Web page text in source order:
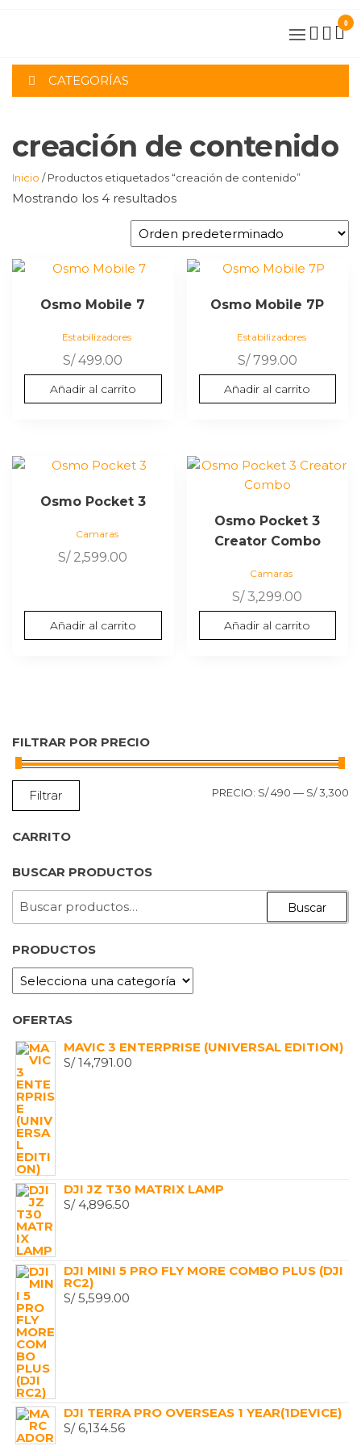
0
CATEGORÍAS
creación de contenido
Inicio / Productos etiquetados “creación de contenido”
Mostrando los 4 resultados
Osmo Mobile 7
Estabilizadores
S/499.00
Añadir al carrito
Osmo Mobile 7P
Estabilizadores
S/799.00
Añadir al carrito
Osmo Pocket 3
Camaras
S/2,599.00
Añadir al carrito
Osmo Pocket 3
Creator Combo
Camaras
S/3,299.00
Añadir al carrito
FILTRAR POR PRECIO
Filtrar PRECIO: S/ 490 — S/ 3,300
CARRITO
BUSCAR PRODUCTOS
Buscar
PRODUCTOS
OFERTAS
MAVIC 3 ENTERPRISE (UNIVERSAL EDITION)
S/14,791.00
DJI JZ T30 MATRIX LAMP
S/4,896.50
DJI MINI 5 PRO FLY MORE COMBO PLUS (DJI
RC2)
S/5,599.00
DJI TERRA PRO OVERSEAS 1 YEAR(1DEVICE)
S/6,134.56